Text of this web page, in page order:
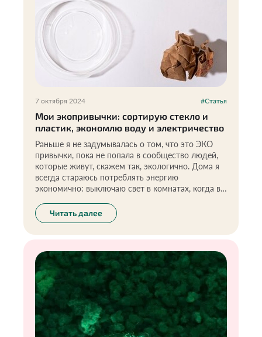
7 октября 2024 #Статья
Мои экопривычки: сортирую стекло и
пластик, экономлю воду и электричество
Раньше я не задумывалась о том, что это ЭКО
привычки, пока не попала в сообщество людей,
которые живут, скажем так, экологично. Дома я
всегда стараюсь потреблять энергию
экономично: выключаю свет в комнатах, когда в
(это у меня еще с детства, когда в школе на
экологии нам рассказывали, что воду нужно
беречь).
Читать далее